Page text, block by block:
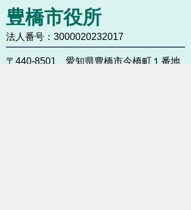
豊橋市役所
法人番号：3000020232017
〒440-8501 愛知県豊橋市今橋町１番地